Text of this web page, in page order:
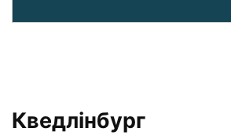
Кведлінбург